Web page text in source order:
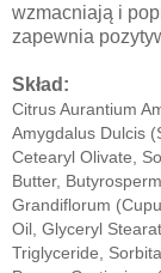
wzmacniają i
zapewnia
Skład:
Citrus Aurantium
Amygdalus Dulcis
Cetearyl Olivate,
Butter,
Grandiflorum
Oil, Glyceryl
Triglyceride,